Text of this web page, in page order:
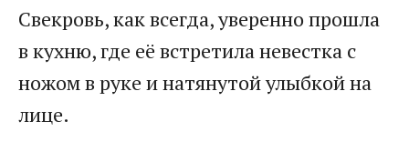
Свекровь, как всегда, уверенно прошла
в кухню, где её встретила невестка с
ножом в руке и натянутой улыбкой на
лице.